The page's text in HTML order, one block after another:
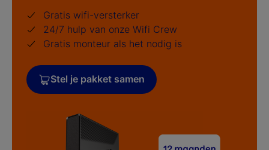
Gratis wifi-versterker
24/7 hulp van onze Wifi Crew
Gratis monteur als het nodig is
Stel je pakket samen